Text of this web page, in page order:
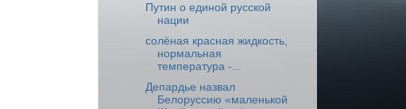
Путин о единой русской
нации
солёная красная жидкость,
нормальная
температура -...
Депардье назвал
Белоруссию «маленькой